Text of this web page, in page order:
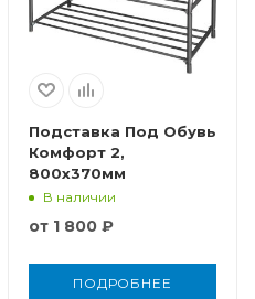
Подставка Под Обувь
Комфорт 2,
800x370мм
В наличии
от 1 800 ₽
ПОДРОБНЕЕ